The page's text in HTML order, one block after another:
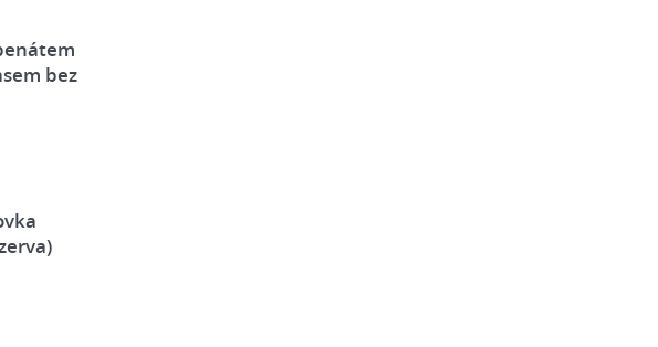
bez